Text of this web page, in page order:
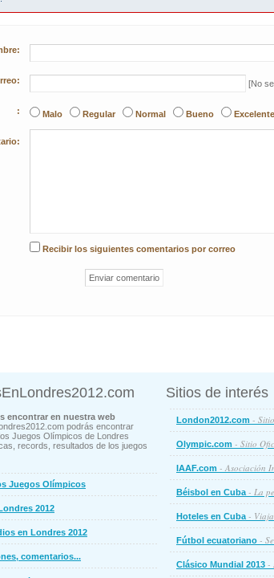
[No
: Malo Regular Normal Bueno Excelente
Recibir los siguientes comentarios por correo
encontrar en nuestra web
podrás encontrar
Juegos Olímpicos de Londres
records, resultados de los juegos
Juegos Olímpicos
2012
en Londres 2012
comentarios...
Sitios de interés
London2012.com -
Olympic.com - Sitio
IAAF.com - Asociación
Béisbol en Cuba- La
Hoteles en Cuba- Viaja
Fútbol ecuatoriano -
Clásico Mundial 2013 -